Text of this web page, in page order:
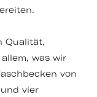
Qualität,
was wir
von
vier